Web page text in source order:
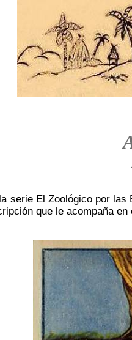
serie El Zoológico por
que le acompaña en